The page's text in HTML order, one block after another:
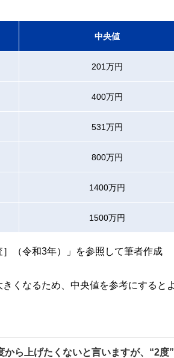
中央値
201万円
400万円
531万円
800万円
1400万円
1500万円
（令和3年）」を参照して筆者作成
くなるため、中央値を参考にすると
ら上げたくないと言いますが、“2度